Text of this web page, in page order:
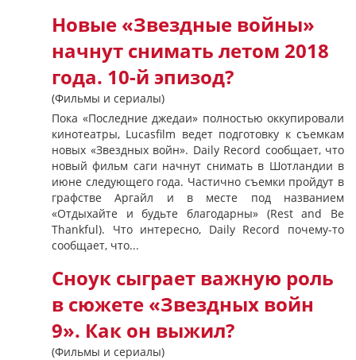
Новые «Звездные войны»
начнут снимать летом 2018
года. 10-й эпизод?
(Фильмы и сериалы)
Пока «Последние джедаи» полностью оккупировали
кинотеатры, Lucasfilm ведет подготовку к съемкам
новых «Звездных войн». Daily Record сообщает, что
новый фильм саги начнут снимать в Шотландии в
июне следующего года. Частично съемки пройдут в
графстве Аргайл и в месте под названием
«Отдыхайте и будьте благодарны» (Rest and Be
Thankful). Что интересно, Daily Record почему-то
сообщает, что...
Сноук сыграет важную роль
в сюжете «Звездных войн
9». Как он выжил?
(Фильмы и сериалы)